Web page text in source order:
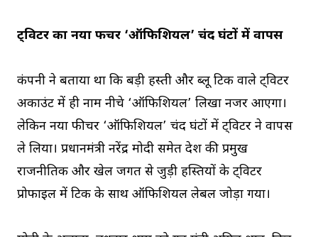
ट्विटर का नया फीचर ‘ऑफिशियल’ चंद घंटों में वापस
कंपनी ने बताया था कि बड़ी हस्ती और ब्लू टिक वाले ट्विटर
अकाउंट में ही नाम नीचे ‘ऑफिशियल’ लिखा नजर आएगा।
लेकिन नया फीचर ‘ऑफिशियल’ चंद घंटों में ट्विटर ने वापस
ले लिया। प्रधानमंत्री नरेंद्र मोदी समेत देश की प्रमुख
राजनीतिक और खेल जगत से जुड़ी हस्तियों के ट्विटर
प्रोफाइल में टिक के साथ ऑफिशियल लेबल जोड़ा गया।